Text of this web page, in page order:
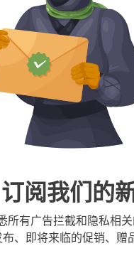
订阅我们的
所有广告拦截和隐私相
布、即将来临的促销、赠